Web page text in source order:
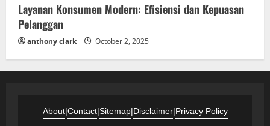
Layanan Konsumen Modern: Efisiensi dan Kepuasan
Pelanggan
anthony clark October 2, 2025
About|Contact|Sitemap|Disclaimer|Privacy Policy